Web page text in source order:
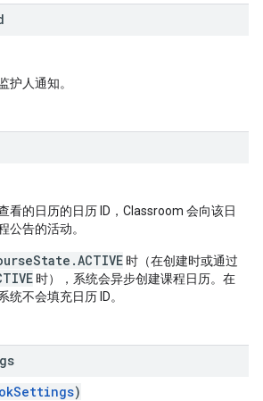
护人通知。
看的日历的日历 ID，Classroom 会向该日
公告的活动。
时（在创建时或通过
时），系统会异步创建课程日历。在
统不会填充日历 ID。
)